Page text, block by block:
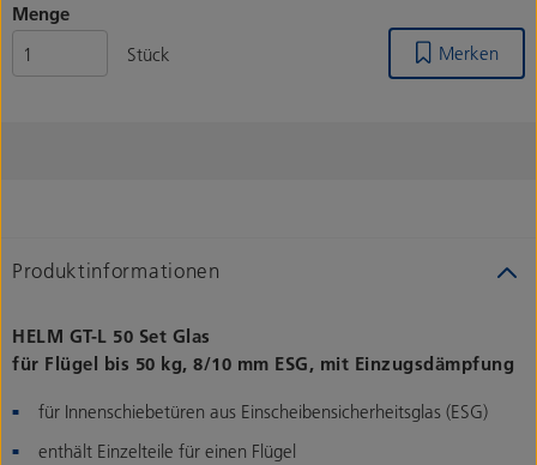
Menge
Stück
Merken
Produktinformationen
HELM GT-L 50 Set Glas
für Flügel bis 50 kg, 8/10 mm ESG, mit Einzugsdämpfung
für Innenschiebetüren aus Einscheibensicherheitsglas (ESG)
enthält Einzelteile für einen Flügel